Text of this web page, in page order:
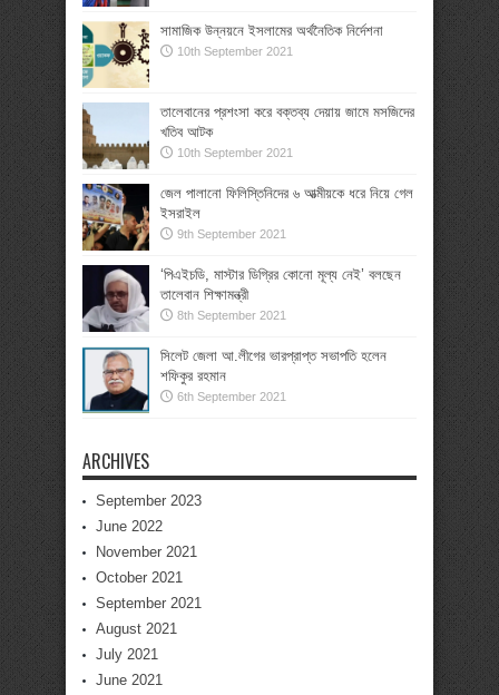
সামাজিক উন্নয়নে ইসলামের অর্থনৈতিক নির্দেশনা
10th September 2021
তালেবানের প্রশংসা করে বক্তব্য দেয়ায় জামে মসজিদের
খতিব আটক
10th September 2021
জেল পালানো ফিলিস্তিনিদের ৬ আত্মীয়কে ধরে নিয়ে গেল
ইসরাইল
9th September 2021
‘পিএইচডি, মাস্টার ডিগ্রির কোনো মূল্য নেই’ বলছেন
তালেবান শিক্ষামন্ত্রী
8th September 2021
সিলেট জেলা আ.লীগের ভারপ্রাপ্ত সভাপতি হলেন
শফিকুর রহমান
6th September 2021
ARCHIVES
September 2023
June 2022
November 2021
October 2021
September 2021
August 2021
July 2021
June 2021